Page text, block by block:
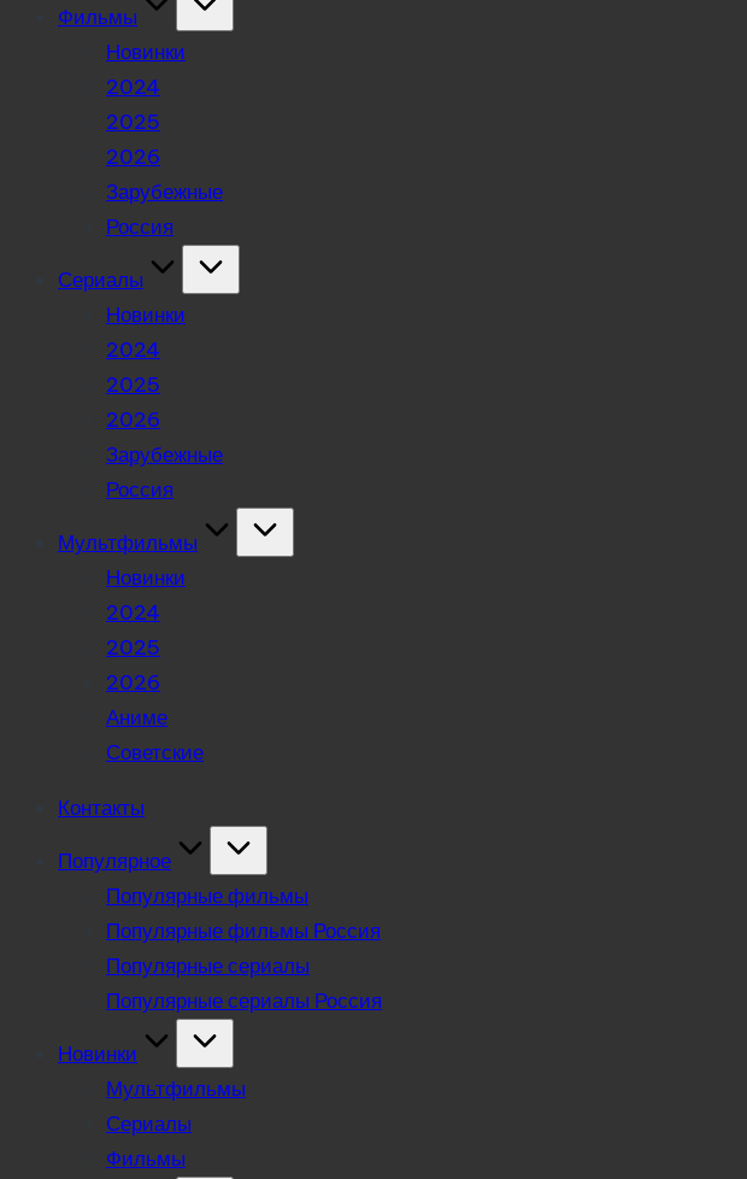
Фильмы
Новинки
2024
2025
2026
Зарубежные
Россия
Сериалы
Новинки
2024
2025
2026
Зарубежные
Россия
Мультфильмы
Новинки
2024
2025
2026
Аниме
Советские
Контакты
Популярное
Популярные фильмы
Популярные фильмы Россия
Популярные сериалы
Популярные сериалы Россия
Новинки
Мультфильмы
Сериалы
Фильмы